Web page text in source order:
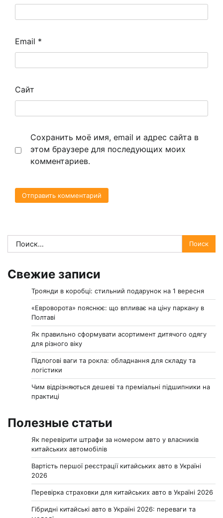
Email *
Сайт
Сохранить моё имя, email и адрес сайта в
этом браузере для последующих моих
комментариев.
Найти:
Свежие записи
Троянди в коробці: стильний подарунок на 1 вересня
«Евроворота» пояснює: що впливає на ціну паркану в
Полтаві
Як правильно сформувати асортимент дитячого одягу
для різного віку
Підлогові ваги та рокла: обладнання для складу та
логістики
Чим відрізняються дешеві та преміальні підшипники на
практиці
Полезные статьи
Як перевірити штрафи за номером авто у власників
китайських автомобілів
Вартість першої реєстрації китайських авто в Україні
2026
Перевірка страховки для китайських авто в Україні 2026
Гібридні китайські авто в Україні 2026: переваги та